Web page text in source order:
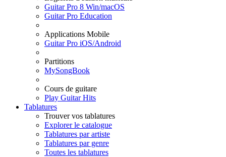
Guitar Pro 8 Win/macOS
Guitar Pro Education
Applications Mobile
Guitar Pro iOS/Android
Partitions
MySongBook
Cours de guitare
Play Guitar Hits
Tablatures
Trouver vos tablatures
Explorer le catalogue
Tablatures par artiste
Tablatures par genre
Toutes les tablatures